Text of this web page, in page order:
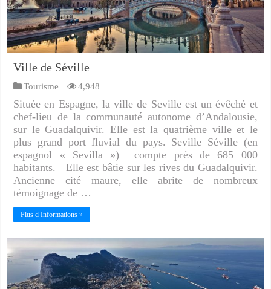
Ville de Séville
Tourisme 4,948
Située en Espagne, la ville de Seville est un évêché et
chef-lieu de la communauté autonome d’Andalousie,
sur le Guadalquivir. Elle est la quatrième ville et le
plus grand port fluvial du pays. Seville Séville (en
espagnol « Sevilla ») compte près de 685 000
habitants. Elle est bâtie sur les rives du Guadalquivir.
Ancienne cité maure, elle abrite de nombreux
témoignage de …
Plus d Informations »